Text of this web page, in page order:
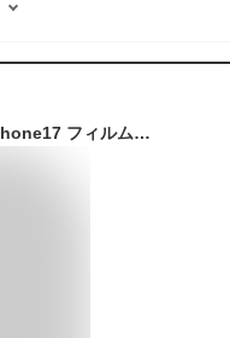
【安心な2枚組★楽天1位獲得】 NIMASO iPhone17 フィルム iphone air iPhone17pro ガラスフィルム iPhone16 iPhone15 iPhone16e フィルム iPhone17promax iPhone16promax 16plus iPhone14 iPhone13 iPhone15pro iPhone14pro 13pro max 12pro mini iPhonese 保護フィルム